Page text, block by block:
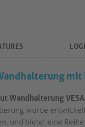
Wandhalterung
wurde
und bietet eine